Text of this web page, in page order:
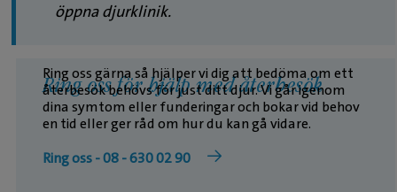
öppna djurklinik.
Ring oss för hjälp med återbesök
Ring oss gärna så hjälper vi dig att bedöma om ett
återbesök behövs för just ditt djur. Vi går igenom
dina symtom eller funderingar och bokar vid behov
en tid eller ger råd om hur du kan gå vidare.
Ring oss - 08 - 630 02 90